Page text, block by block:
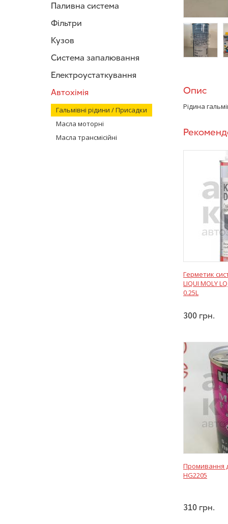
Паливна система
Фільтри
Кузов
Система запалювання
Електроустаткування
Автохімія
Гальмівні рідини / Присадки
Масла моторні
Масла трансмісійні
Опис
Рідина
Герметик
LIQUI MOLY
0.25L
300 грн.
Промивання
HG2205
310 грн.